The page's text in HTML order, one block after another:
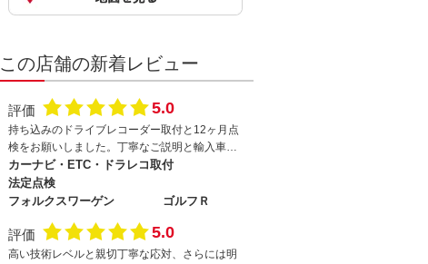
この店舗の新着レビュー
評価 5.0
持ち込みのドライブレコーダー取付と12ヶ月点
検をお願いしました。丁寧なご説明と輸入車＋
持ち込み部品でも対応していただき感謝してお
ります。今後も機会があればぜひ整備をお願い
したいです。
カーナビ・ETC・ドラレコ取付
法定点検
フォルクスワーゲン
ゴルフＲ
評価 5.0
高い技術レベルと親切丁寧な応対、さらには明